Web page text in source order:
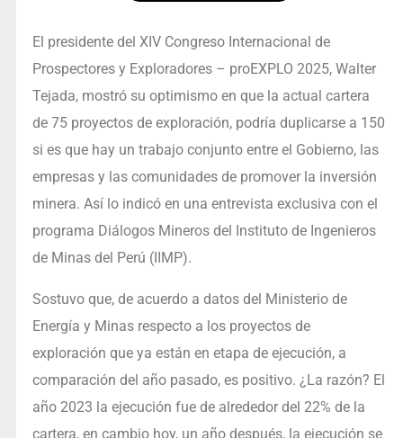
El presidente del XIV Congreso Internacional de
Prospectores y Exploradores – proEXPLO 2025, Walter
Tejada, mostró su optimismo en que la actual cartera
de 75 proyectos de exploración, podría duplicarse a 150
si es que hay un trabajo conjunto entre el Gobierno, las
empresas y las comunidades de promover la inversión
minera. Así lo indicó en una entrevista exclusiva con el
programa Diálogos Mineros del Instituto de Ingenieros
de Minas del Perú (IIMP).
Sostuvo que, de acuerdo a datos del Ministerio de
Energía y Minas respecto a los proyectos de
exploración que ya están en etapa de ejecución, a
comparación del año pasado, es positivo. ¿La razón? El
año 2023 la ejecución fue de alrededor del 22% de la
cartera, en cambio hoy, un año después, la ejecución se